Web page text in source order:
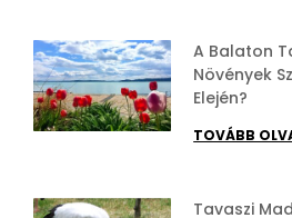
A Balaton
Növények
Elején?
TOVÁBB
Tavaszi